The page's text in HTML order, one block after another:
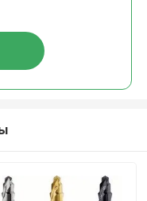
для
и чистых